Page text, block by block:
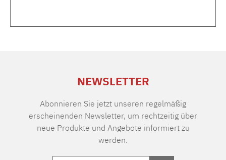
NEWSLETTER
Abonnieren Sie jetzt unseren regelmäßig
erscheinenden Newsletter, um rechtzeitig über
neue Produkte und Angebote informiert zu
werden.